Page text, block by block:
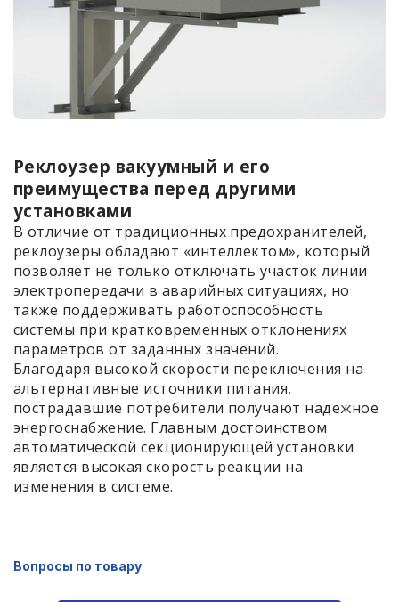
Реклоузер вакуумный и его
преимущества перед другими
установками
В отличие от традиционных предохранителей,
реклоузеры обладают «интеллектом», который
позволяет не только отключать участок линии
электропередачи в аварийных ситуациях, но
также поддерживать работоспособность
системы при кратковременных отклонениях
параметров от заданных значений.
Благодаря высокой скорости переключения на
альтернативные источники питания,
пострадавшие потребители получают надежное
энергоснабжение. Главным достоинством
автоматической секционирующей установки
является высокая скорость реакции на
изменения в системе.
Вопросы по товару